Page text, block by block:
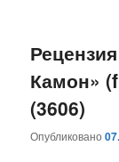
основному
содержимому
содержимому
Камон»
(3606)
Опубликовано